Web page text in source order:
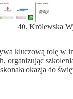
40. Królewska
kluczową rolę
organizując
okazja do